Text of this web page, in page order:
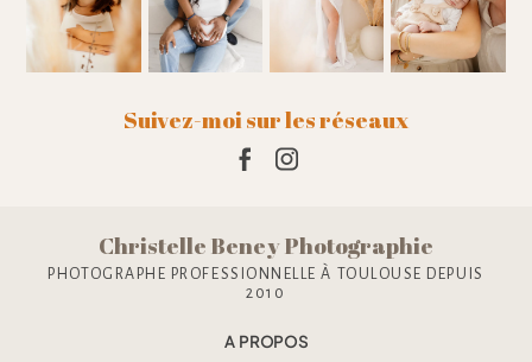
Suivez-moi sur les réseaux
Christelle Beney Photographie
PHOTOGRAPHE PROFESSIONNELLE À TOULOUSE DEPUIS
2010
A PROPOS